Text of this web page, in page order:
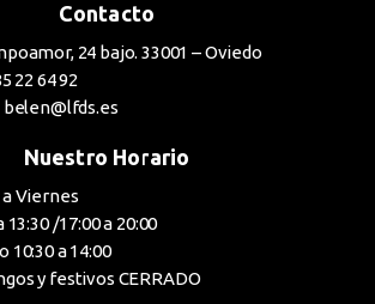
Contacto
24 bajo. 33001 – Oviedo
22 64 92
belen@lfds.es
Nuestro Horario
a Viernes
13:30 /17:00 a 20:00
10:30 a 14:00
y festivos CERRADO